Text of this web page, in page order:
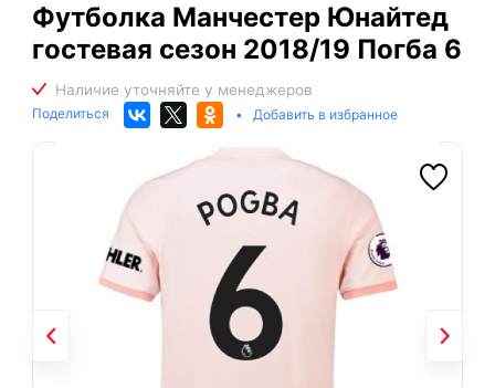
Футболка Манчестер Юнайтед
гостевая сезон 2018/19 Погба 6
Поделиться • Добавить в избранное